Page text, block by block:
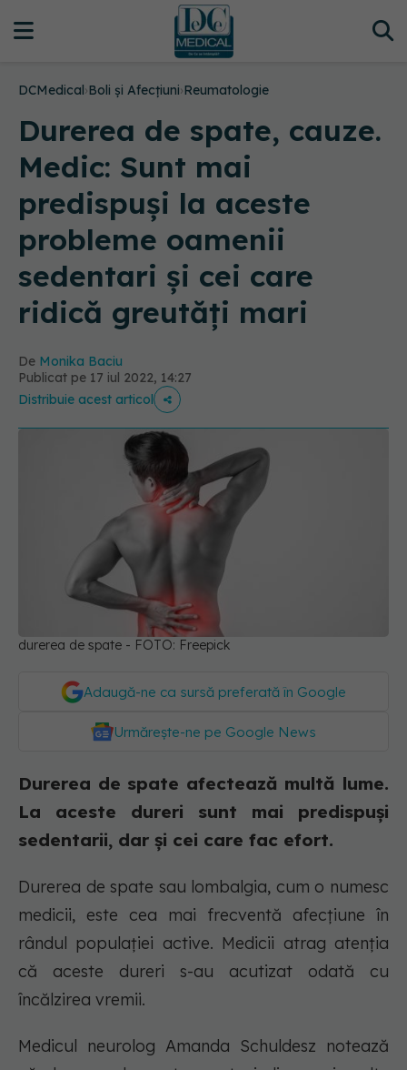
DCMedical›Boli și Afecțiuni›Reumatologie
Durerea de spate, cauze.
Medic: Sunt mai
predispuşi la aceste
probleme oamenii
sedentari şi cei care
ridică greutăţi mari
De Monika Baciu
Publicat pe 17 iul 2022, 14:27
Distribuie acest articol
durerea de spate - FOTO: Freepick
Adaugă-ne ca sursă preferată în Google
Urmărește-ne pe Google News
Durerea de spate afectează multă lume.
La aceste dureri sunt mai predispuși
sedentarii, dar și cei care fac efort.
Durerea de spate sau lombalgia, cum o numesc
medicii, este cea mai frecventă afecțiune în
rândul populației active. Medicii atrag atenția
că aceste dureri s-au acutizat odată cu
încălzirea vremii.
Medicul neurolog Amanda Schuldesz notează